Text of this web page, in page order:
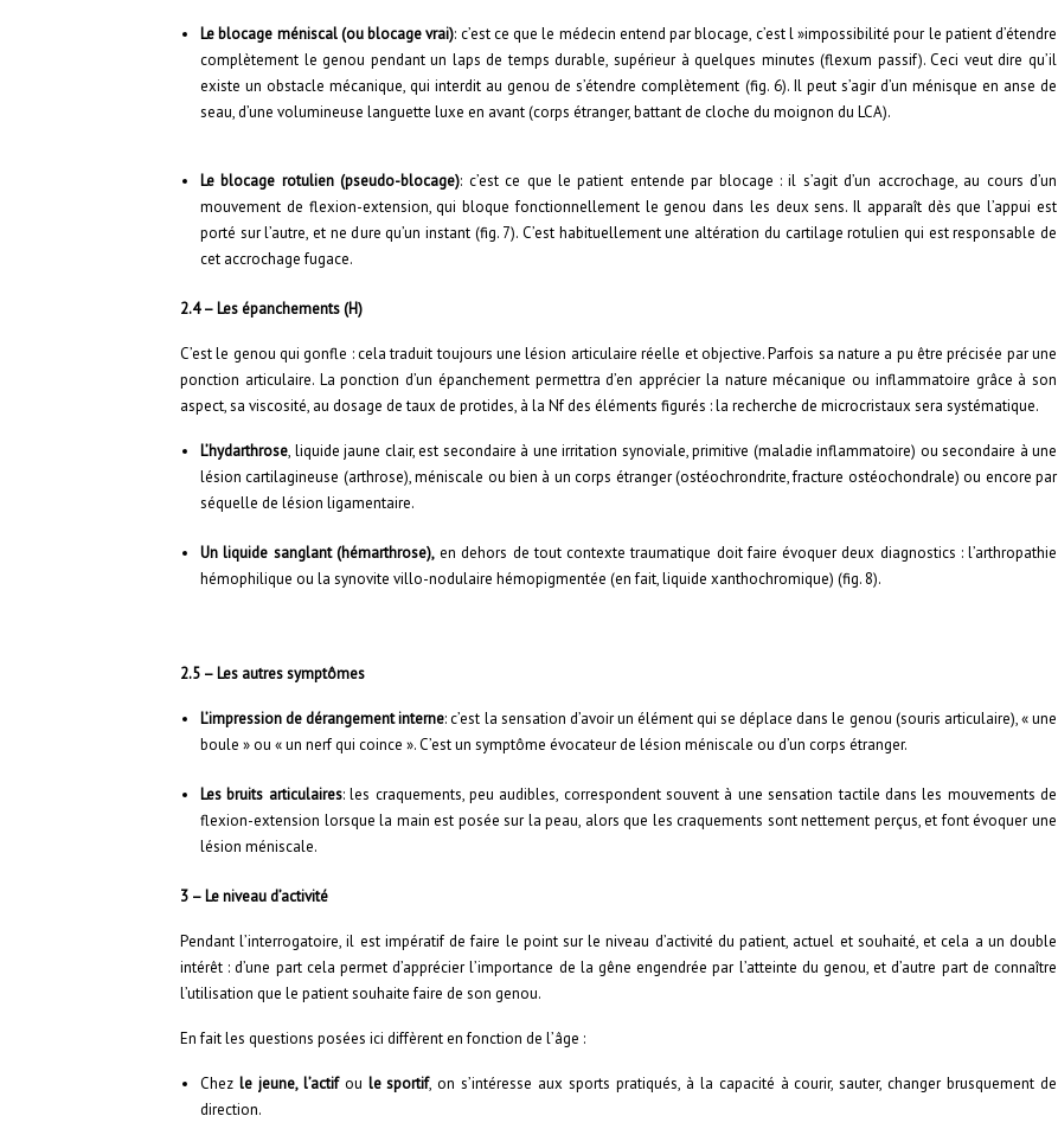
Le blocage méniscal (ou blocage vrai): c’est ce que le médecin entend par blocage, c’est l »impossibilité pour le patient d’étendre
complètement le genou pendant un laps de temps durable, supérieur à quelques minutes (flexum passif). Ceci veut dire qu’il
existe un obstacle mécanique, qui interdit au genou de s’étendre complètement (fig. 6). Il peut s’agir d’un ménisque en anse de
seau, d’une volumineuse languette luxe en avant (corps étranger, battant de cloche du moignon du LCA).
Le blocage rotulien (pseudo-blocage): c’est ce que le patient entende par blocage : il s’agit d’un accrochage, au cours d’un
mouvement de flexion-extension, qui bloque fonctionnellement le genou dans les deux sens. Il apparaît dès que l’appui est
porté sur l’autre, et ne dure qu’un instant (fig. 7). C’est habituellement une altération du cartilage rotulien qui est responsable de
cet accrochage fugace.
2.4 – Les épanchements (H)
C’est le genou qui gonfle : cela traduit toujours une lésion articulaire réelle et objective. Parfois sa nature a pu être précisée par une
ponction articulaire. La ponction d’un épanchement permettra d’en apprécier la nature mécanique ou inflammatoire grâce à son
aspect, sa viscosité, au dosage de taux de protides, à la Nf des éléments figurés : la recherche de microcristaux sera systématique.
L’hydarthrose, liquide jaune clair, est secondaire à une irritation synoviale, primitive (maladie inflammatoire) ou secondaire à une
lésion cartilagineuse (arthrose), méniscale ou bien à un corps étranger (ostéochrondrite, fracture ostéochondrale) ou encore par
séquelle de lésion ligamentaire.
Un liquide sanglant (hémarthrose),en dehors de tout contexte traumatique doit faire évoquer deux diagnostics : l’arthropathie
hémophilique ou la synovite villo-nodulaire hémopigmentée (en fait, liquide xanthochromique) (fig. 8).
2.5 – Les autres symptômes
L’impression de dérangement interne: c’est la sensation d’avoir un élément qui se déplace dans le genou (souris articulaire), « une
boule » ou « un nerf qui coince ». C’est un symptôme évocateur de lésion méniscale ou d’un corps étranger.
Les bruits articulaires: les craquements, peu audibles, correspondent souvent à une sensation tactile dans les mouvements de
flexion-extension lorsque la main est posée sur la peau, alors que les craquements sont nettement perçus, et font évoquer une
lésion méniscale.
3 – Le niveau d’activité
Pendant l’interrogatoire, il est impératif de faire le point sur le niveau d’activité du patient, actuel et souhaité, et cela a un double
intérêt : d’une part cela permet d’apprécier l’importance de la gêne engendrée par l’atteinte du genou, et d’autre part de connaître
l’utilisation que le patient souhaite faire de son genou.
En fait les questions posées ici diffèrent en fonction de l’âge :
Chez le jeune, l’actifou le sportif, on s’intéresse aux sports pratiqués, à la capacité à courir, sauter, changer brusquement de
direction.